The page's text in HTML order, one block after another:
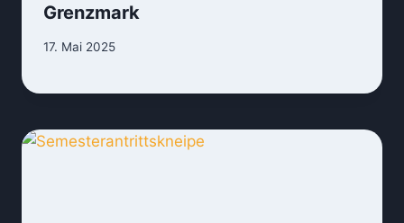
Grenzmark
17. Mai 2025